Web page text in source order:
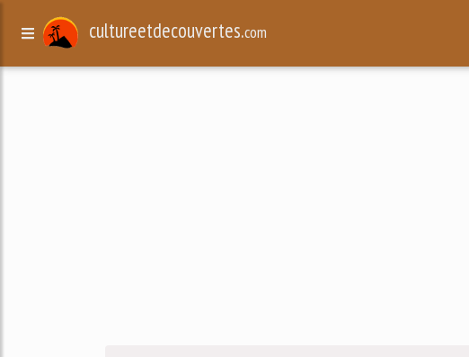
cultureetdecouvertes.com